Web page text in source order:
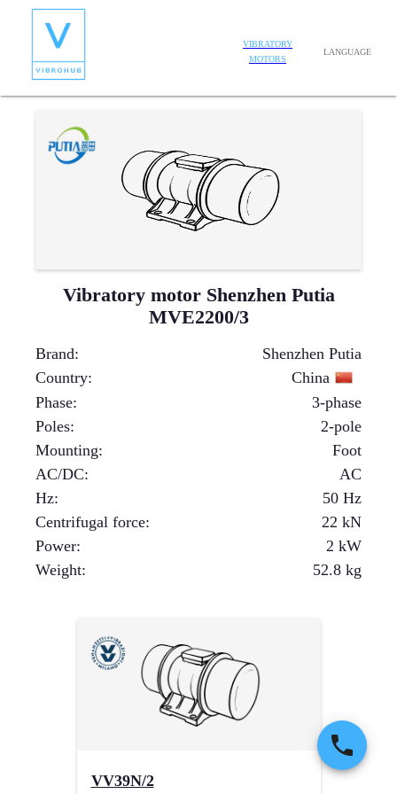
VIBRATORY
MOTORS
LANGUAGE
Vibratory motor Shenzhen Putia
MVE2200/3
Brand:
Shenzhen Putia
Country:
China
Phase:
3-phase
Poles:
2-pole
Mounting:
Foot
AC/DC:
AC
Hz:
50 Hz
Centrifugal force: 22 kN
Power: 2 kW
Weight: 52.8 kg
VV39N/2